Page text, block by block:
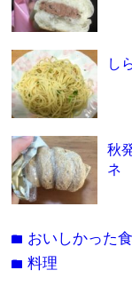
し
秋
ネ
folder おいしかった
folder料理